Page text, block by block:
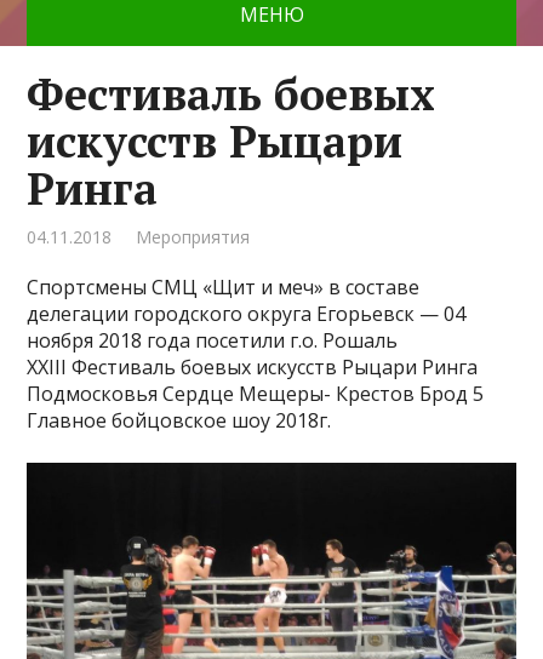
МЕНЮ
Фестиваль боевых
искусств Рыцари
Ринга
04.11.2018 Мероприятия
Спортсмены СМЦ «Щит и меч» в составе
делегации городского округа Егорьевск — 04
ноября 2018 года посетили г.о. Рошаль
XXIII Фестиваль боевых искусств Рыцари Ринга
Подмосковья Сердце Мещеры- Крестов Брод 5
Главное бойцовское шоу 2018г.